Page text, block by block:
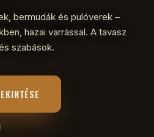
bermudák és pulóverek –
hazai varrással. A tavasz
szabások.